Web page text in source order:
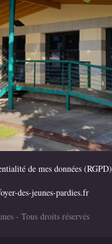
de mes données (RGPD)
des-jeunes-pardies.fr
- Tous droits réservés